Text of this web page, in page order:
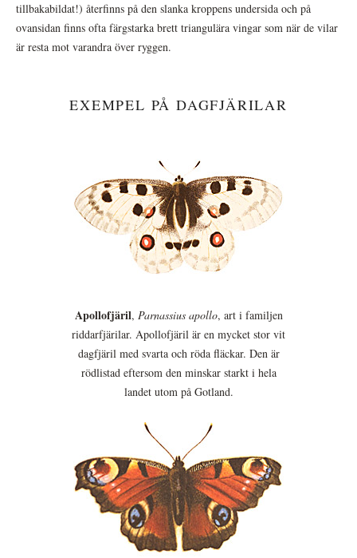
tillbakabildat!) återfinns på den slanka kroppens undersida och på
ovansidan finns ofta färgstarka brett triangulära vingar som när de vilar
är resta mot varandra över ryggen.
EXEMPEL PÅ DAGFJÄRILAR
Apollofjäril, Parnassius apollo, art i familjen
riddarfjärilar. Apollofjäril är en mycket stor vit
dagfjäril med svarta och röda fläckar. Den är
rödlistad eftersom den minskar starkt i hela
landet utom på Gotland.